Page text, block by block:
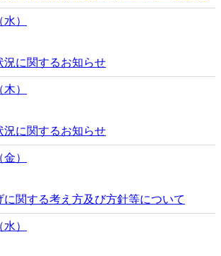
）
況に関するお知らせ
）
況に関するお知らせ
）
関する考え方及び方針等について
）